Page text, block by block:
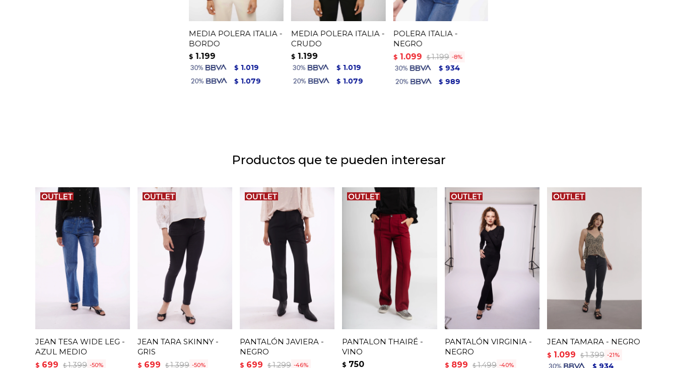
MEDIA POLERA ITALIA -
BORDO
$ 1.199
$ 1.019
$ 1.079
MEDIA POLERA ITALIA -
CRUDO
$ 1.199
$ 1.019
$ 1.079
POLERA ITALIA -
NEGRO
$ 1.099 $ 1.199 8
$ 934
$ 989
Productos que te pueden interesar
JEAN TESA WIDE LEG -
AZUL MEDIO
$ 699 $ 1.399 50
JEAN TARA SKINNY -
GRIS
$ 699 $ 1.399 50
PANTALÓN JAVIERA -
NEGRO
$ 699 $ 1.299 46
PANTALON THAIRÉ -
VINO
$ 750
PANTALÓN VIRGINIA -
NEGRO
$ 899 $ 1.499 40
JEAN TAMARA - NEGRO
$ 1.099 $ 1.399 21
$